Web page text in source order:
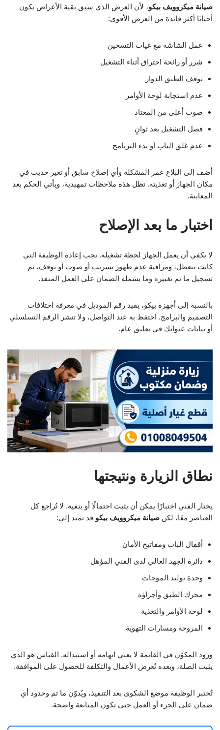
صيانة ميكروويف بيكو، لأن العرض الذي سبق بقية الأعراض يكون
أحيانًا أكثر فائدة من العرض الأقوى:
عمل الشاشة مع غياب التسخين
شرر أو رائحة احتراق أثناء التشغيل
توقف الطبق الدوار
عدم استجابة لوحة الأوامر
صوت أعلى من المعتاد
فصل التشغيل بعد ثوانٍ
عدم غلق الباب أو بدء البرنامج
أضف إلى البلاغ عمر المشكلة وأي إصلاح سابق أو تغير حديث في
مكان الجهاز أو تغذيته. تظل هذه ملاحظات تمهيدية، ويأتي الحكم بعد
المعاينة.
اختبار ما بعد الإصلاح
لا يكفي أن يعمل الجهاز لحظة تشغيله. يجب إعادة الوظيفة التي
كانت تتعطل، ومراقبة عدم ظهور تسريب أو صوت أو توقف، ثم
تسجيل ما تم تغييره وما يشمله الضمان على العمل المنفذ.
بالنسبة إلى أجهزة بيكو، يفيد رقم الموديل في معرفة اختلافات
التصميم والبرامج. احتفظ به عند التواصل، ولا تنشر الرقم التسلسلي
أو بيانات عنوانك في تعليق عام.
نطاق الزيارة ونتيجتها
يختار الفني اختبارًا يمكن أن يثبت احتمالًا أو ينفيه. لا تُراجع كل
العناصر معًا، لكن صيانة ميكروويف بيكو قد تمتد إلى:
أقفال الباب ومفاتيح الأمان
دائرة الجهد العالي لدى الفني المؤهل
وحدة توليد الموجات
محرك الطبق وأجزاؤه
لوحة الأوامر والتغذية
المروحة ومسارات التهوية
ورود المكوّن في القائمة لا يعني اتهامه أو استبداله. القياس هو الذي
يثبت الصلة، وبعده تُعرض الأعمال والتكلفة للحصول على الموافقة.
تُختبر الوظيفة موضع الشكوى بعد التنفيذ، ويُدوّن ما تم وحدود أي
ضمان على الجزء أو العمل حتى تكون المتابعة واضحة.